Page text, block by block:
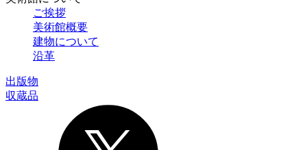
ご挨拶
美術館概要
建物について
沿革
出版物
収蔵品